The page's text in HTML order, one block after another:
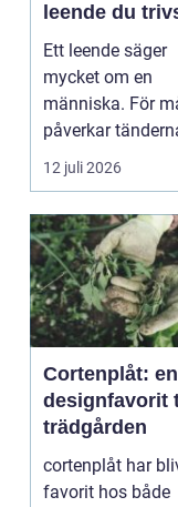
leende du
med
Ett leende säger
mycket om en
människa. För
påverkar
utseende både
12 juli 2026
Cortenplåt: en
designfavorit
trädgården
cortenplåt har
favorit hos både